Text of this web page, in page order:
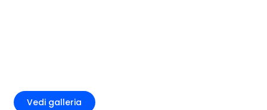
Vedi galleria